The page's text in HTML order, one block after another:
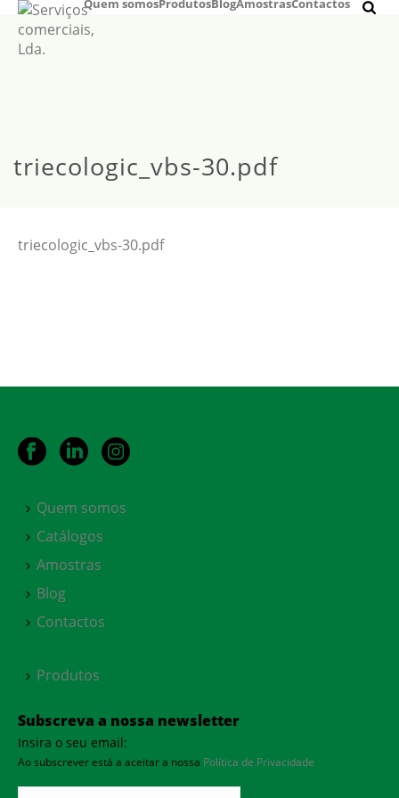
Quem somosProdutosBlogAmostrasContactos
triecologic_vbs-30.pdf
triecologic_vbs-30.pdf
Quem somos
Catálogos
Amostras
Blog
Contactos
Produtos
Subscreva a nossa newsletter
Insira o seu email:
Ao subscrever está a aceitar a nossa Política de Privacidade